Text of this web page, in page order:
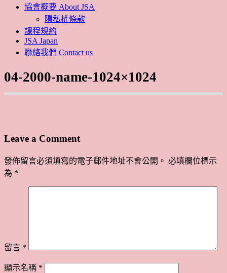
協會概要 About JSA
隱私權條款
課程規約
JSA Japan
聯絡我們 Contact us
04-2000-name-1024×1024
Leave a Comment
發佈留言必須填寫的電子郵件地址不會公開。 必填欄位標示
為 *
留言 *
顯示名稱 *